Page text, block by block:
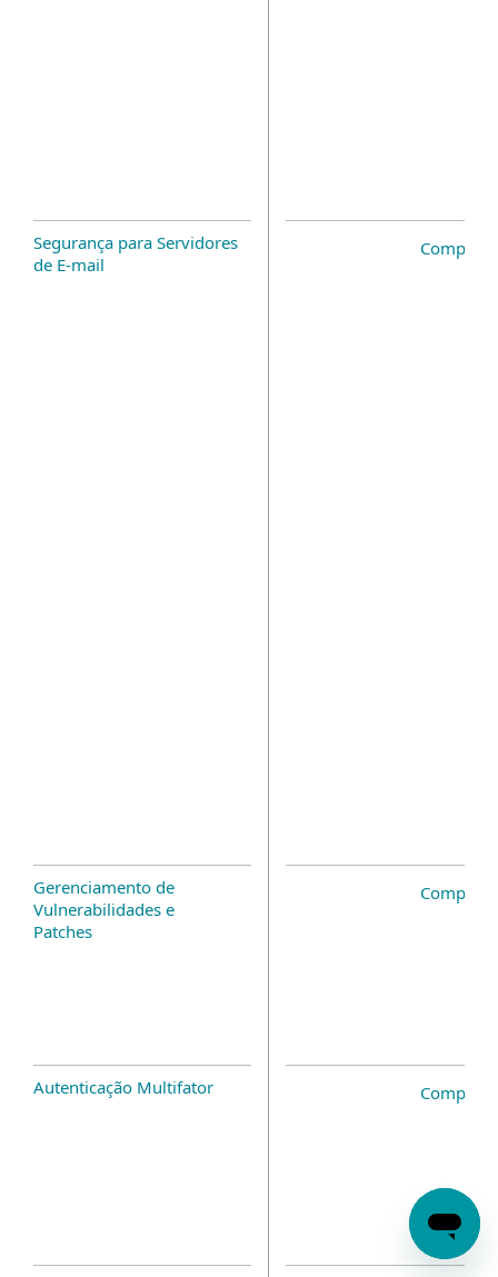
Segurança para Servidores
de E-mail
Gerenciamento de
Vulnerabilidades e
Patches
Autenticação Multifator